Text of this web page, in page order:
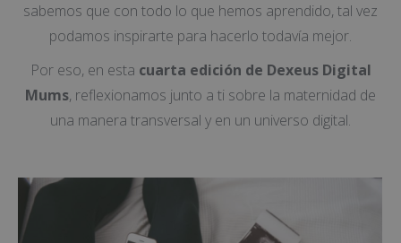
sabemos que con todo lo que hemos aprendido, tal vez
podamos inspirarte para hacerlo todavía mejor.
Por eso, en esta cuarta edición de Dexeus Digital
Mums, reflexionamos junto a ti sobre la maternidad de
una manera transversal y en un universo digital.